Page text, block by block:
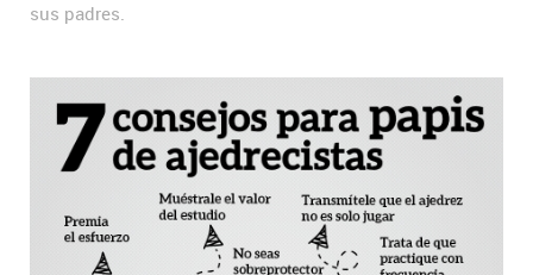
sus padres.